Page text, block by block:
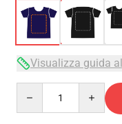
Visualizza guida